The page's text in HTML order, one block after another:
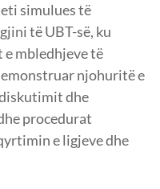
simulues të
të UBT-së, ku
mbledhjeve të
njohuritë e
dhe
procedurat
e ligjeve dhe